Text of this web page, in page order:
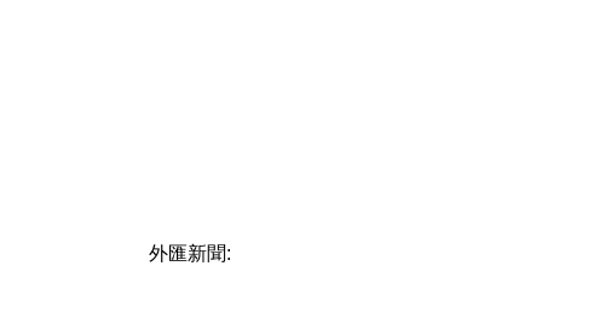
外匯新聞: